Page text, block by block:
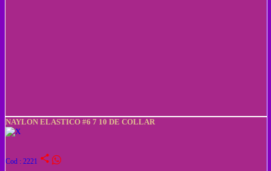
NAYLON ELASTICO #6 7 10 DE COLLAR
Cod : 2221 share